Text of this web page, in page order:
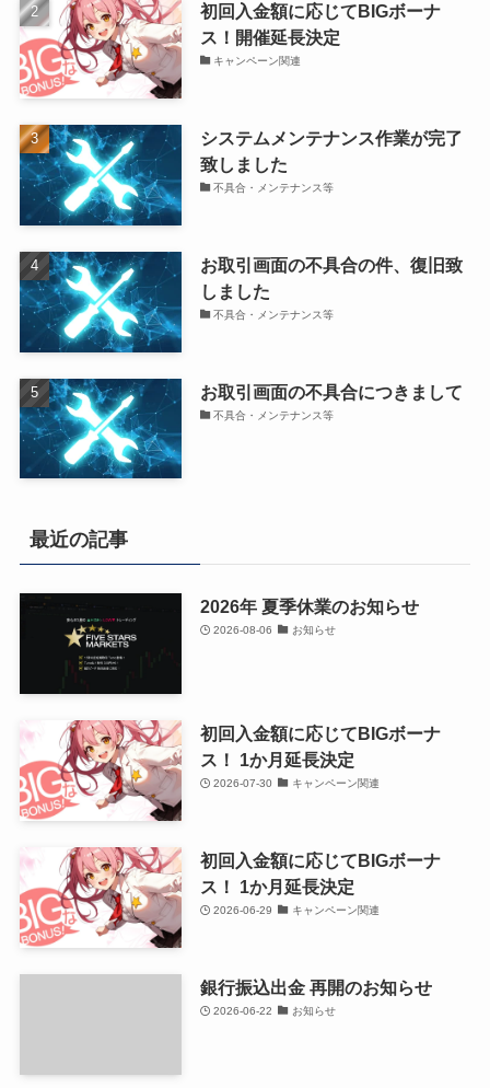
初回入金額に応じてBIGボーナ
ス！開催延長決定
キャンペーン関連
システムメンテナンス作業が完了
致しました
不具合・メンテナンス等
お取引画面の不具合の件、復旧致
しました
不具合・メンテナンス等
お取引画面の不具合につきまして
不具合・メンテナンス等
最近の記事
2026年 夏季休業のお知らせ
2026-08-06 お知らせ
初回入金額に応じてBIGボーナ
ス！ 1か月延長決定
2026-07-30 キャンペーン関連
初回入金額に応じてBIGボーナ
ス！ 1か月延長決定
2026-06-29 キャンペーン関連
銀行振込出金 再開のお知らせ
2026-06-22 お知らせ